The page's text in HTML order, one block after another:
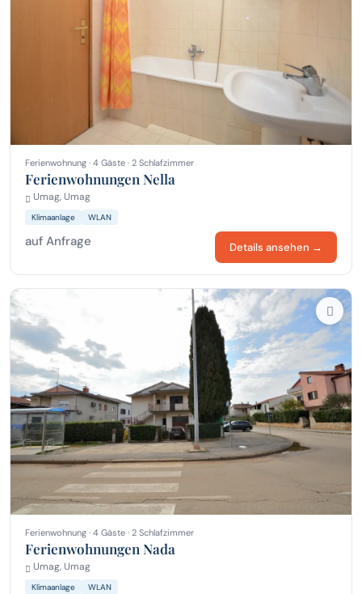
Ferienwohnung · 4 Gäste · 2 Schlafzimmer
Ferienwohnungen Nella
Umag, Umag
Klimaanlage WLAN
auf Anfrage Details ansehen →
Ferienwohnung · 4 Gäste · 2 Schlafzimmer
Ferienwohnungen Nada
Umag, Umag
Klimaanlage WLAN